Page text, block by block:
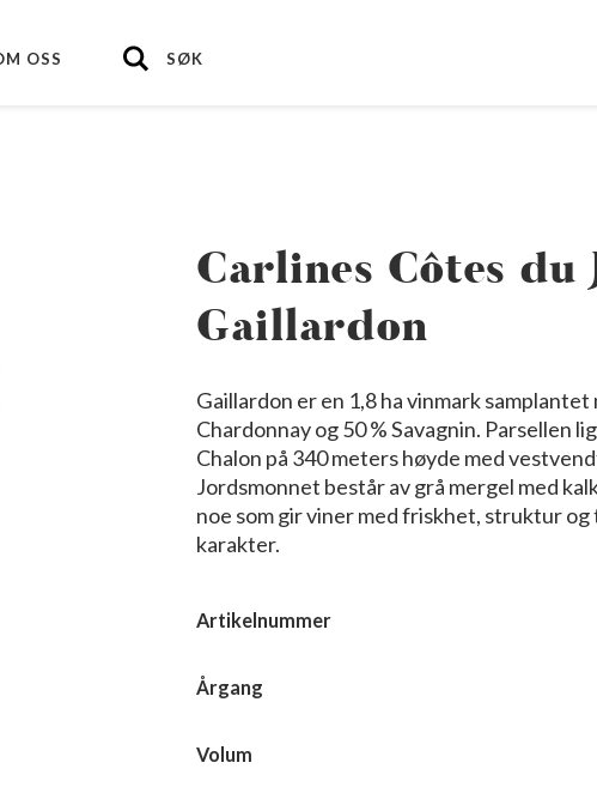
OSS SØK
Carlines Côtes du
Gaillardon
Gaillardon er en 1,8 ha vinmark samplantet
Chardonnay og 50 % Savagnin. Parsellen
Chalon på 340 meters høyde med
Jordsmonnet består av grå mergel med
noe som gir viner med friskhet, struktur
karakter.
Artikelnummer
Årgang
Volum